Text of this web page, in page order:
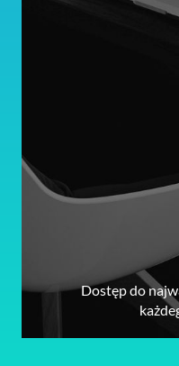
Dostęp do